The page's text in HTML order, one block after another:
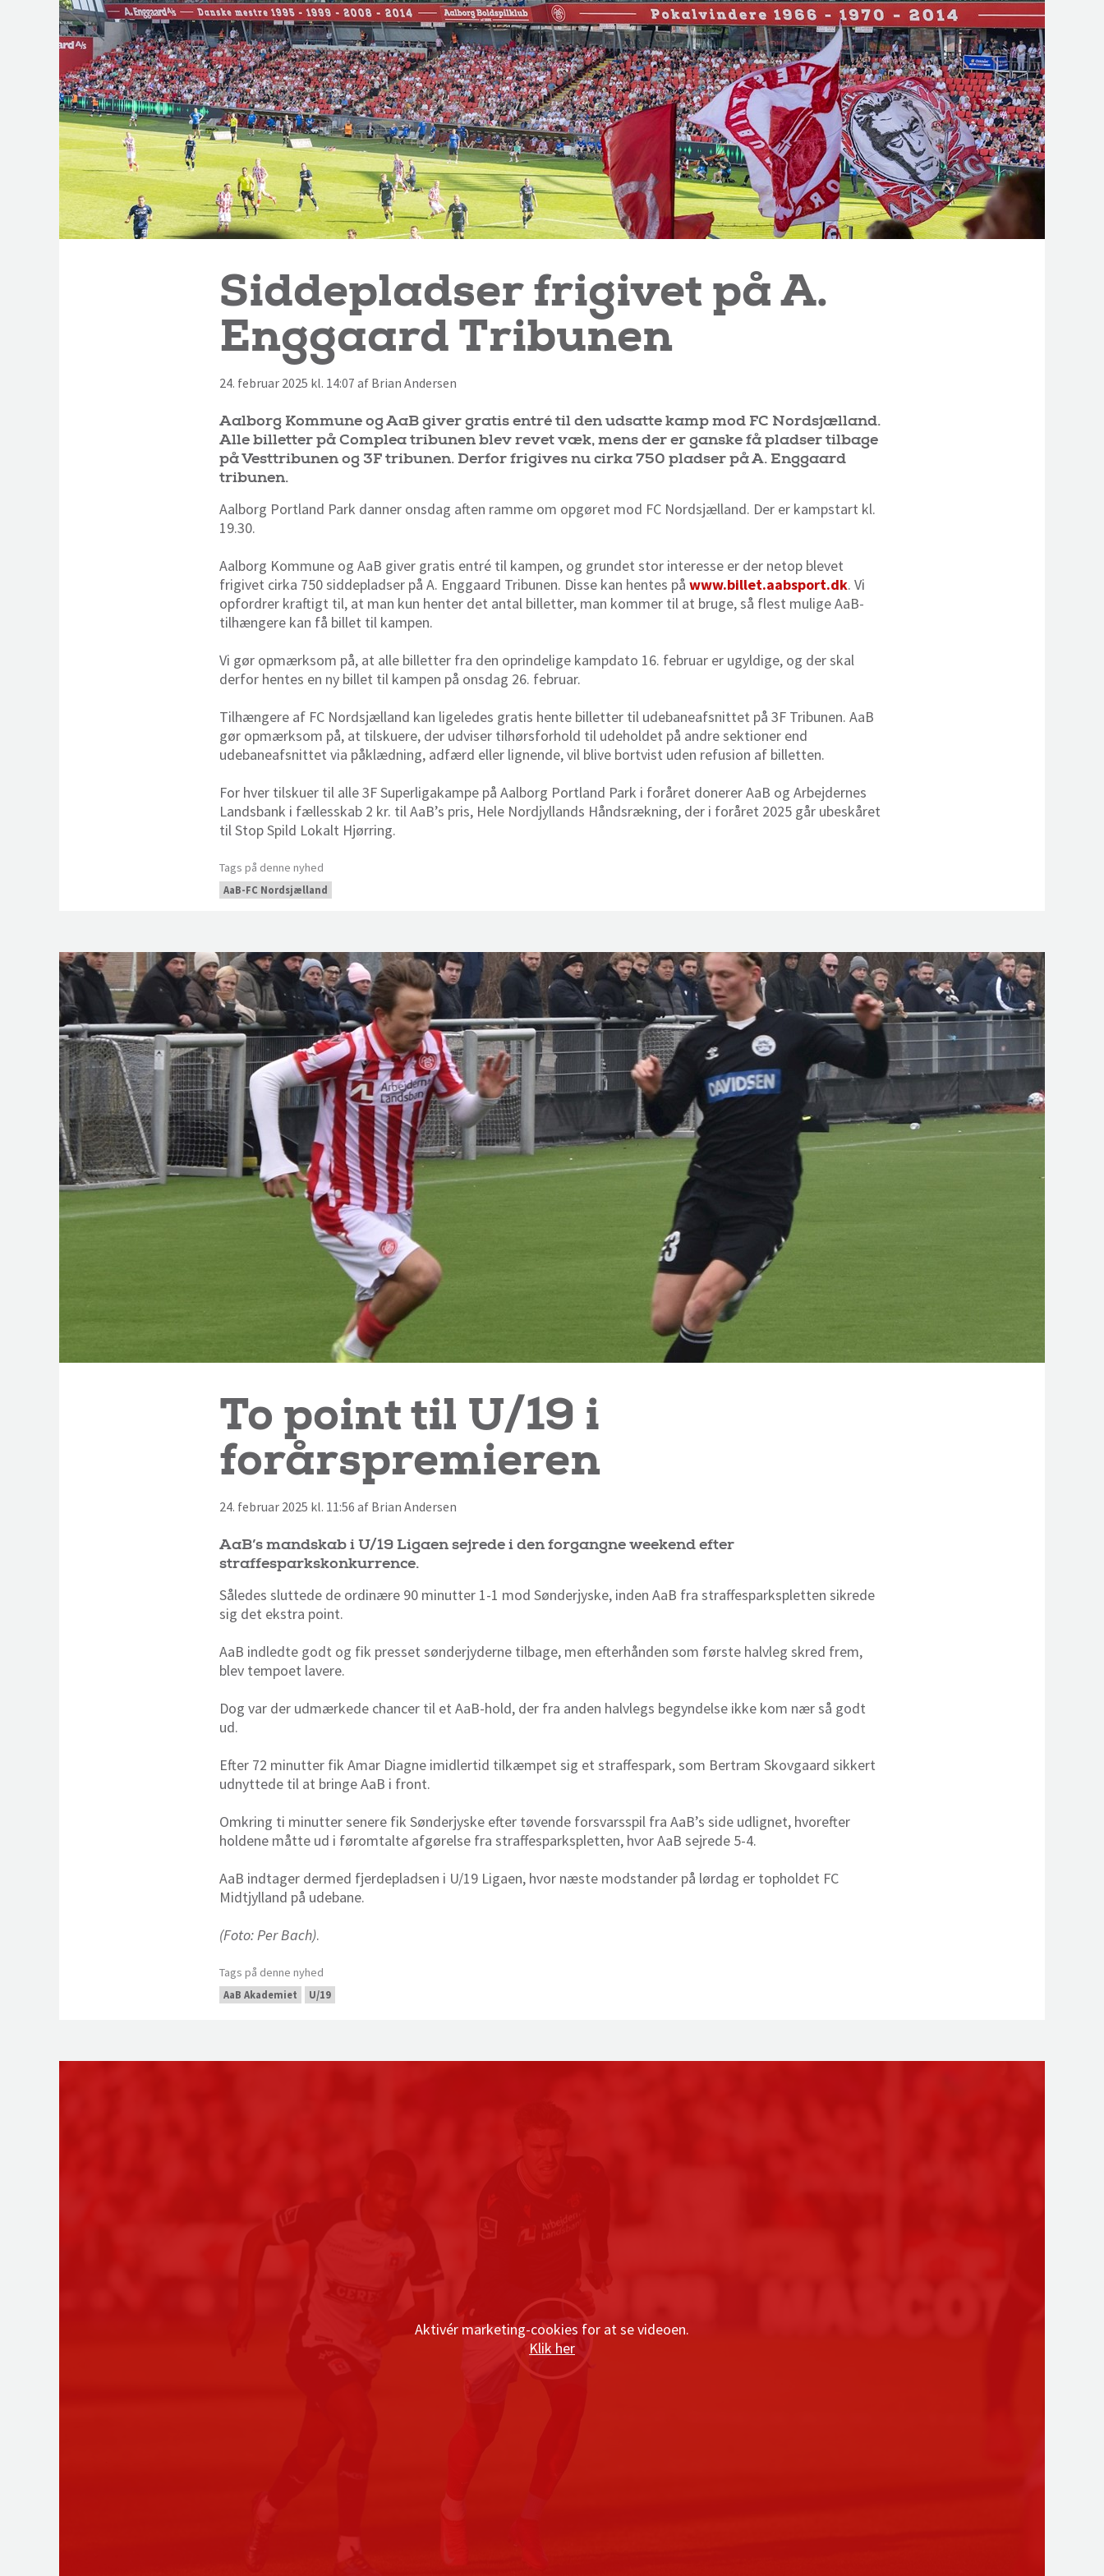
Siddepladser frigivet på A.
Enggaard Tribunen
24. februar 2025 kl. 14:07 af Brian Andersen
Aalborg Kommune og AaB giver gratis entré til den udsatte kamp mod FC Nordsjælland.
Alle billetter på Complea tribunen blev revet væk, mens der er ganske få pladser tilbage
på Vesttribunen og 3F tribunen. Derfor frigives nu cirka 750 pladser på A. Enggaard
tribunen.
Aalborg Portland Park danner onsdag aften ramme om opgøret mod FC Nordsjælland. Der er kampstart kl.
19.30.
Aalborg Kommune og AaB giver gratis entré til kampen, og grundet stor interesse er der netop blevet
frigivet cirka 750 siddepladser på A. Enggaard Tribunen. Disse kan hentes på www.billet.aabsport.dk. Vi
opfordrer kraftigt til, at man kun henter det antal billetter, man kommer til at bruge, så flest mulige AaB-
tilhængere kan få billet til kampen.
Vi gør opmærksom på, at alle billetter fra den oprindelige kampdato 16. februar er ugyldige, og der skal
derfor hentes en ny billet til kampen på onsdag 26. februar.
Tilhængere af FC Nordsjælland kan ligeledes gratis hente billetter til udebaneafsnittet på 3F Tribunen. AaB
gør opmærksom på, at tilskuere, der udviser tilhørsforhold til udeholdet på andre sektioner end
udebaneafsnittet via påklædning, adfærd eller lignende, vil blive bortvist uden refusion af billetten.
For hver tilskuer til alle 3F Superligakampe på Aalborg Portland Park i foråret donerer AaB og Arbejdernes
Landsbank i fællesskab 2 kr. til AaB’s pris, Hele Nordjyllands Håndsrækning, der i foråret 2025 går ubeskåret
til Stop Spild Lokalt Hjørring.
Tags på denne nyhed
AaB-FC Nordsjælland
To point til U/19 i
forårspremieren
24. februar 2025 kl. 11:56 af Brian Andersen
AaB’s mandskab i U/19 Ligaen sejrede i den forgangne weekend efter
straffesparkskonkurrence.
Således sluttede de ordinære 90 minutter 1-1 mod Sønderjyske, inden AaB fra straffesparkspletten sikrede
sig det ekstra point.
AaB indledte godt og fik presset sønderjyderne tilbage, men efterhånden som første halvleg skred frem,
blev tempoet lavere.
Dog var der udmærkede chancer til et AaB-hold, der fra anden halvlegs begyndelse ikke kom nær så godt
ud.
Efter 72 minutter fik Amar Diagne imidlertid tilkæmpet sig et straffespark, som Bertram Skovgaard sikkert
udnyttede til at bringe AaB i front.
Omkring ti minutter senere fik Sønderjyske efter tøvende forsvarsspil fra AaB’s side udlignet, hvorefter
holdene måtte ud i føromtalte afgørelse fra straffesparkspletten, hvor AaB sejrede 5-4.
AaB indtager dermed fjerdepladsen i U/19 Ligaen, hvor næste modstander på lørdag er topholdet FC
Midtjylland på udebane.
(Foto: Per Bach).
Tags på denne nyhed
AaB Akademiet U/19
Aktivér marketing-cookies for at se videoen.
Klik her